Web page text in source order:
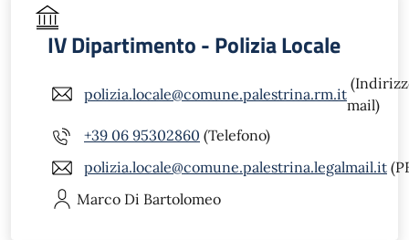
IV Dipartimento - Polizia Locale
polizia.locale@comune.palestrina.rm.it
mail)
+39 06 95302860 (Telefono)
polizia.locale@comune.palestrina.legalmail.it
Marco Di Bartolomeo